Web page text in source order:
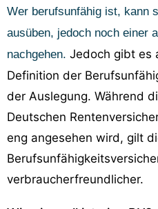
Wer berufsunfähig ist, kann
ausüben, jedoch noch einer
nachgehen. Jedoch gibt es
Definition der
der Auslegung. Während
Deutschen
eng angesehen wird, gilt
verbraucherfreundlicher.